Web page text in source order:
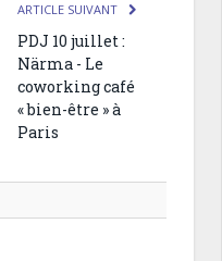
ARTICLE SUIVANT
PDJ 10 juillet :
Närma - Le
coworking café
« bien-être » à
Paris